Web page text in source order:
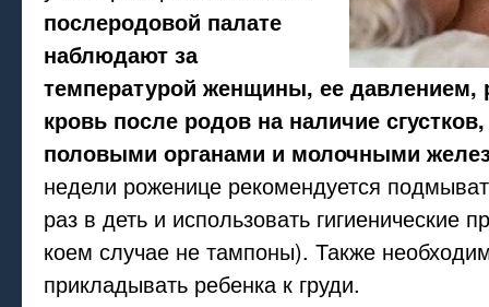
послеродовой палате
наблюдают за
температурой женщины, ее давлением,
кровь после родов на наличие
половыми органами и молочными
недели роженице рекомендуется
раз в деть и использовать гигиенические
коем случае не тампоны). Также
прикладывать ребенка к груди.